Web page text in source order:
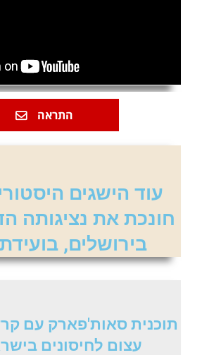
התראה
עוד הישגים
חונכת את נציגותה
בירושלים,
תוכנית סאות'פארק עם
עצום לחיסונים